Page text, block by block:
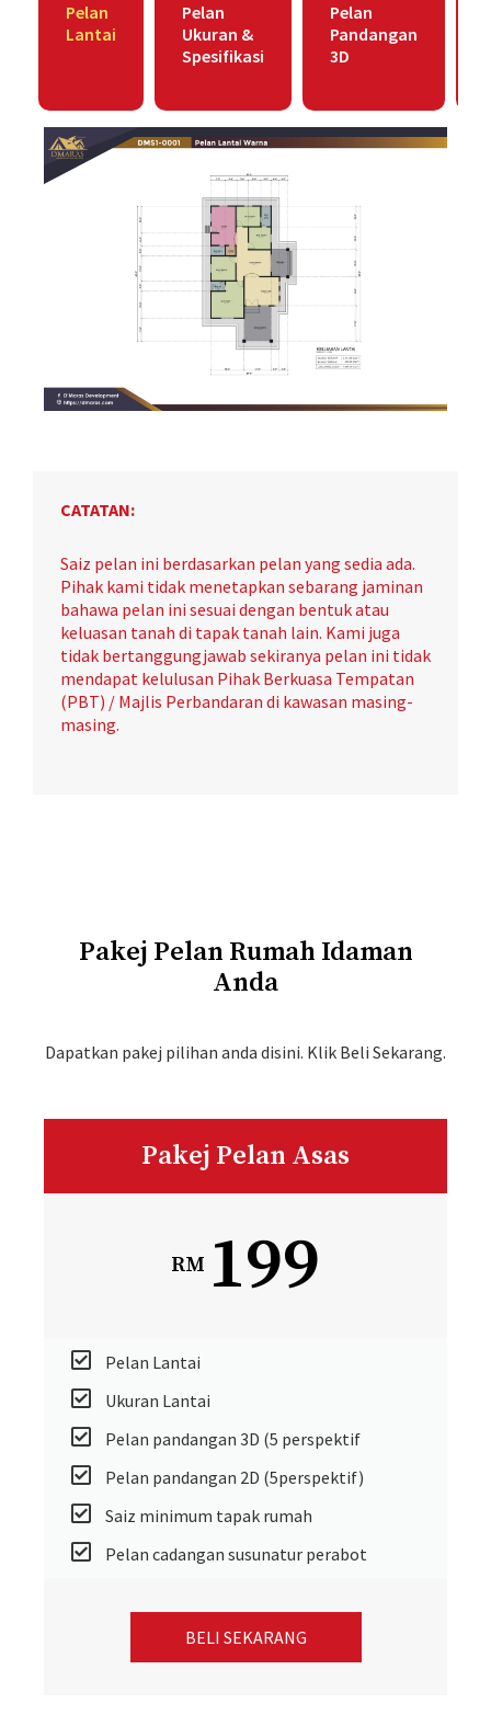
Pelan
Lantai
Pelan
Ukuran &
Spesifikasi
Pelan
Pandangan
3D
CATATAN:
Saiz pelan ini berdasarkan pelan yang sedia ada.
Pihak kami tidak menetapkan sebarang jaminan
bahawa pelan ini sesuai dengan bentuk atau
keluasan tanah di tapak tanah lain. Kami juga
tidak bertanggungjawab sekiranya pelan ini tidak
mendapat kelulusan Pihak Berkuasa Tempatan
(PBT) / Majlis Perbandaran di kawasan masing-
masing.
Pakej Pelan Rumah Idaman
Anda
Dapatkan pakej pilihan anda disini. Klik Beli Sekarang.
Pakej Pelan Asas
RM 199
Pelan Lantai
Ukuran Lantai
Pelan pandangan 3D (5 perspektif
Pelan pandangan 2D (5perspektif)
Saiz minimum tapak rumah
Pelan cadangan susunatur perabot
BELI SEKARANG